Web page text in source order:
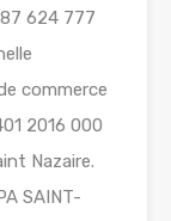
624 777
commerce
2016 000
Nazaire.
SAINT-